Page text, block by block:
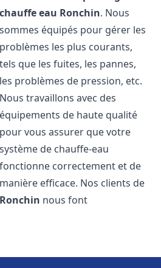
chauffe eau Ronchin. Nous
sommes équipés pour gérer les
problèmes les plus courants,
tels que les fuites, les pannes,
les problèmes de pression, etc.
Nous travaillons avec des
équipements de haute qualité
pour vous assurer que votre
système de chauffe-eau
fonctionne correctement et de
manière efficace. Nos clients de
Ronchin nous font